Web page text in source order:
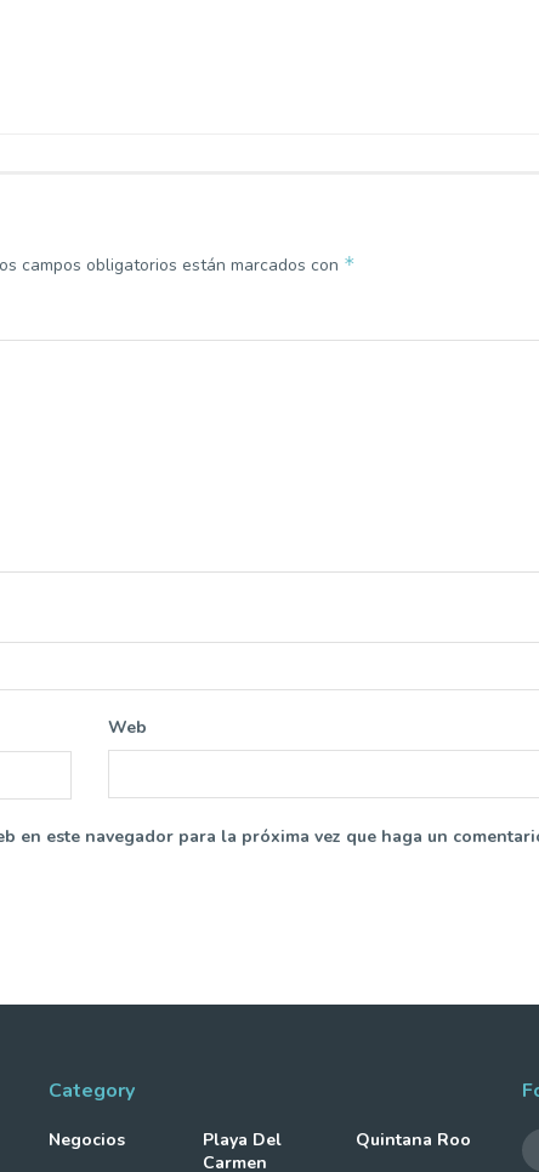
campos obligatorios están marcados con *
Web
en este navegador para la próxima vez que haga un
Category
Negocios
Playa Del
Carmen
Quintana Roo